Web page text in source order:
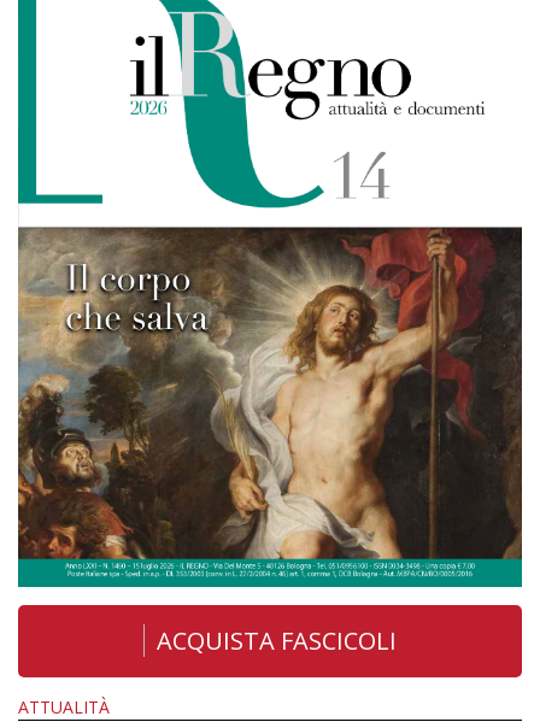
ACQUISTA FASCICOLI
ATTUALITÀ